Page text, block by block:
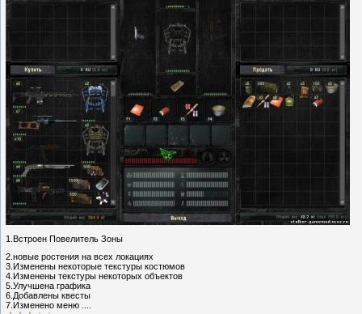
1.Встроен Повелитель Зоны
2.новые ростения на всех локациях
3.Изменены некоторые текстуры костюмов
4.Изменены текстуры некоторых объектов
5.Улучшена графика
6.Добавлены квесты
7.Изменено меню ....